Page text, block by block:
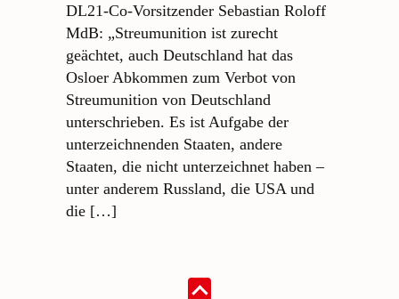
DL21-Co-Vorsitzender Sebastian Roloff
MdB: „Streumunition ist zurecht
geächtet, auch Deutschland hat das
Osloer Abkommen zum Verbot von
Streumunition von Deutschland
unterschrieben. Es ist Aufgabe der
unterzeichnenden Staaten, andere
Staaten, die nicht unterzeichnet haben –
unter anderem Russland, die USA und
die […]